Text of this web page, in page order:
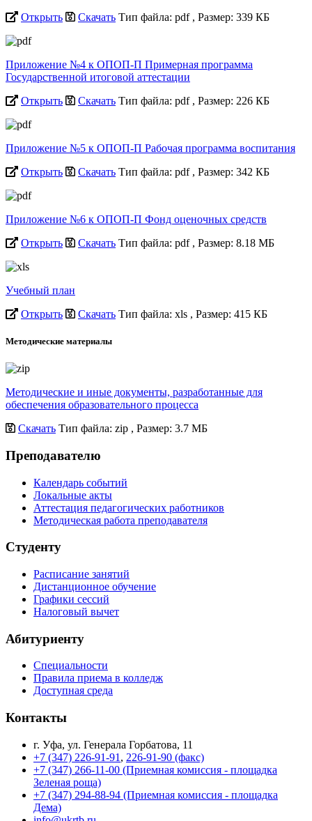
Открыть
Скачать Тип файла: pdf , Размер: 339 КБ
Приложение №4 к ОПОП-П Примерная программа
Государственной итоговой аттестации
Открыть
Скачать Тип файла: pdf , Размер: 226 КБ
Приложение №5 к ОПОП-П Рабочая программа воспитания
Открыть
Скачать Тип файла: pdf , Размер: 342 КБ
Приложение №6 к ОПОП-П Фонд оценочных средств
Открыть
Скачать Тип файла: pdf , Размер: 8.18 МБ
Учебный план
Открыть
Скачать Тип файла: xls , Размер: 415 КБ
Методические материалы
Методические и иные документы, разработанные для
обеспечения образовательного процесса
Скачать Тип файла: zip , Размер: 3.7 МБ
Преподавателю
Календарь событий
Локальные акты
Аттестация педагогических работников
Методическая работа преподавателя
Студенту
Расписание занятий
Дистанционное обучение
Графики сессий
Налоговый вычет
Абитуриенту
Специальности
Правила приема в колледж
Доступная среда
Контакты
г. Уфа, ул. Генерала Горбатова, 11
+7 (347) 226-91-91 , 226-91-90 (факс)
+7 (347) 266-11-00 (Приемная комиссия - площадка
Зеленая роща)
+7 (347) 294-88-94 (Приемная комиссия - площадка
Дема)